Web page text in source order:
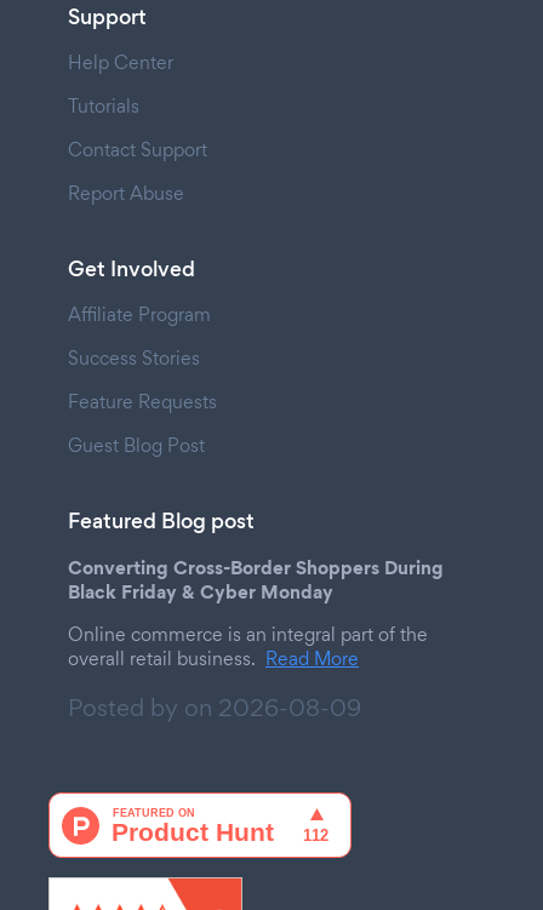
Support
Help Center
Tutorials
Contact Support
Report Abuse
Get Involved
Affiliate Program
Success Stories
Feature Requests
Guest Blog Post
Featured Blog post
Converting Cross-Border Shoppers During
Black Friday & Cyber Monday
Online commerce is an integral part of the
overall retail business. Read More
Posted by on 2026-08-09